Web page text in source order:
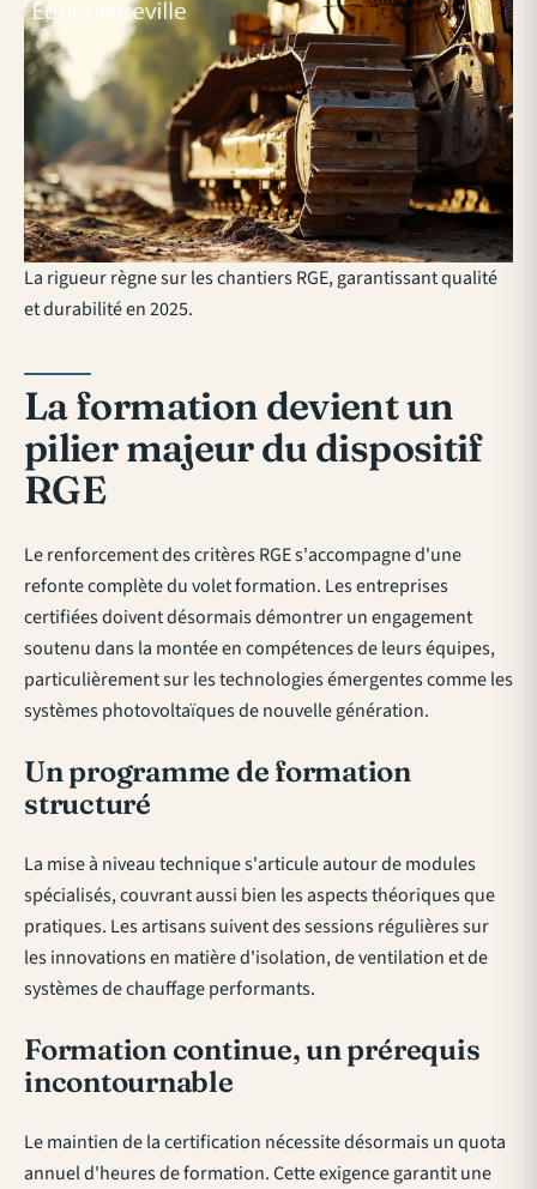
La rigueur règne sur les chantiers RGE, garantissant qualité
et durabilité en 2025.
La formation devient un
pilier majeur du dispositif
RGE
Le renforcement des critères RGE s'accompagne d'une
refonte complète du volet formation. Les entreprises
certifiées doivent désormais démontrer un engagement
soutenu dans la montée en compétences de leurs équipes,
particulièrement sur les technologies émergentes commeles
systèmes photovoltaïques de nouvelle génération.
Un programme de formation
structuré
La mise à niveau technique s'articule autour de modules
spécialisés, couvrant aussi bien les aspects théoriques que
pratiques. Les artisans suivent des sessions régulières sur
les innovations en matière d'isolation, de ventilation et de
systèmes de chauffage performants.
Formation continue, un prérequis
incontournable
Le maintien de la certification nécessite désormais un quota
annuel d'heures de formation. Cette exigence garantit une